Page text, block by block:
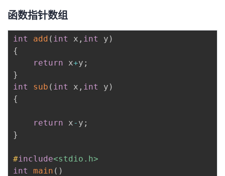
函数指针数组
int add ( int x , int y )
{
return x+y ;
}
int
sub ( int x , int y )
{
return x- y ;
}
#include<stdio.h>
int
main ( )